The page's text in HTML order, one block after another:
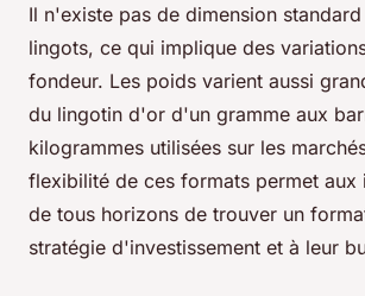
Il n'existe pas de dimension
lingots, ce qui implique des
fondeur. Les poids varient aussi
du lingotin d'or d'un gramme aux
kilogrammes utilisées sur les
flexibilité de ces formats permet aux
de tous horizons de trouver un
stratégie d'investissement et à leur